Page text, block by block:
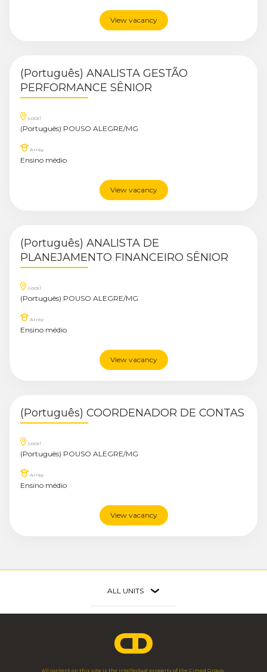
View vacancy
(Português) ANALISTA GESTÃO
PERFORMANCE SÊNIOR
Local
(Português) POUSO ALEGRE/MG
Array
Ensino médio
View vacancy
(Português) ANALISTA DE
PLANEJAMENTO FINANCEIRO SÊNIOR
Local
(Português) POUSO ALEGRE/MG
Array
Ensino médio
View vacancy
(Português) COORDENADOR DE CONTAS
Local
(Português) POUSO ALEGRE/MG
Array
Ensino médio
View vacancy
ALL UNITS
Av. Brig. Faria Lima, 3.477 - 3º Andar
11 3703 1698
All content on this site is the intellectual property of the Cimed Group,